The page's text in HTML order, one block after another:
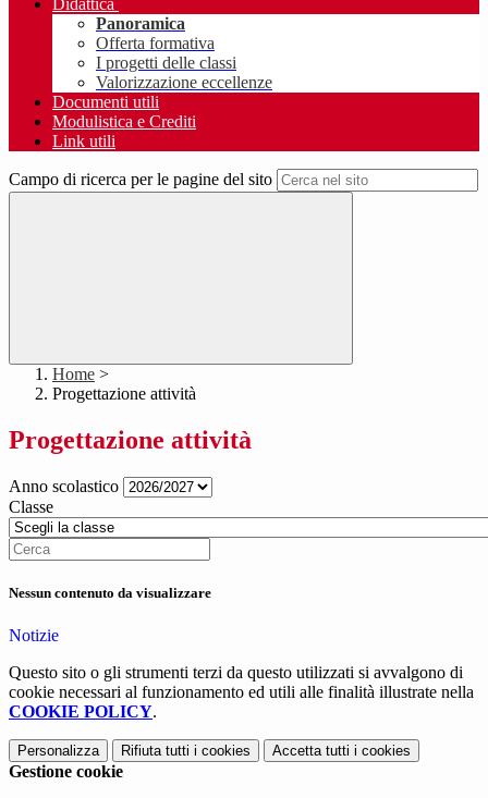
Didattica
Panoramica
Offerta formativa
I progetti delle classi
Valorizzazione eccellenze
Documenti utili
Modulistica e Crediti
Link utili
Campo di ricerca per le pagine del sito
Home >
Progettazione attività
Progettazione attività
Anno scolastico
Classe
Nessun contenuto da visualizzare
Notizie
Questo sito o gli strumenti terzi da questo utilizzati si avvalgono di
cookie necessari al funzionamento ed utili alle finalità illustrate nella
COOKIE POLICY.
Personalizza Rifiuta tutti i cookies Accetta tutti i cookies
Gestione cookie